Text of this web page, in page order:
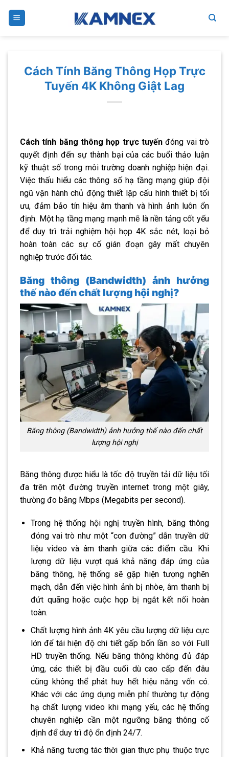
Cách Tính Băng Thông Họp Trực
Tuyến 4K Không Giật Lag
Cách tính băng thông họp trực tuyến đóng vai trò
quyết định đến sự thành bại của các buổi thảo luận
kỹ thuật số trong môi trường doanh nghiệp hiện đại.
Việc thấu hiểu các thông số hạ tầng mạng giúp đội
ngũ vận hành chủ động thiết lập cấu hình thiết bị tối
ưu, đảm bảo tín hiệu âm thanh và hình ảnh luôn ổn
định. Một hạ tầng mạng mạnh mẽ là nền tảng cốt yếu
để duy trì trải nghiệm hội họp 4K sắc nét, loại bỏ
hoàn toàn các sự cố gián đoạn gây mất chuyên
nghiệp trước đối tác.
Băng thông (Bandwidth) ảnh hưởng
thế nào đến chất lượng hội nghị?
Băng thông (Bandwidth) ảnh hưởng thế nào đến chất
lượng hội nghị
Băng thông được hiểu là tốc độ truyền tải dữ liệu tối
đa trên một đường truyền internet trong một giây,
thường đo bằng Mbps (Megabits per second).
Trong hệ thống hội nghị truyền hình, băng thông
đóng vai trò như một “con đường” dẫn truyền dữ
liệu video và âm thanh giữa các điểm cầu. Khi
lượng dữ liệu vượt quá khả năng đáp ứng của
băng thông, hệ thống sẽ gặp hiện tượng nghẽn
mạch, dẫn đến việc hình ảnh bị nhòe, âm thanh bị
đứt quãng hoặc cuộc họp bị ngắt kết nối hoàn
toàn.
Chất lượng hình ảnh 4K yêu cầu lượng dữ liệu cực
lớn để tái hiện độ chi tiết gấp bốn lần so với Full
HD truyền thống. Nếu băng thông không đủ đáp
ứng, các thiết bị đầu cuối dù cao cấp đến đâu
cũng không thể phát huy hết hiệu năng vốn có.
Khác với các ứng dụng miễn phí thường tự động
hạ chất lượng video khi mạng yếu, các hệ thống
chuyên nghiệp cần một ngưỡng băng thông cố
định để duy trì độ ổn định 24/7.
Khả năng tương tác thời gian thực phụ thuộc trực